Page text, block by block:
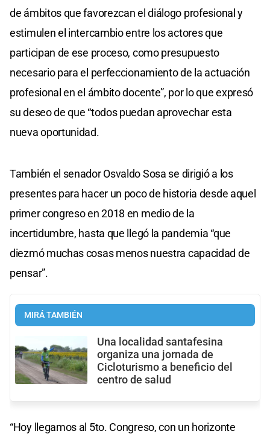
de ámbitos que favorezcan el diálogo profesional y
estimulen el intercambio entre los actores que
participan de ese proceso, como presupuesto
necesario para el perfeccionamiento de la actuación
profesional en el ámbito docente”, por lo que expresó
su deseo de que “todos puedan aprovechar esta
nueva oportunidad.
También el senador Osvaldo Sosa se dirigió a los
presentes para hacer un poco de historia desde aquel
primer congreso en 2018 en medio de la
incertidumbre, hasta que llegó la pandemia “que
diezmó muchas cosas menos nuestra capacidad de
pensar”.
MIRÁ TAMBIÉN
Una localidad santafesina
organiza una jornada de
Cicloturismo a beneficio del
centro de salud
“Hoy llegamos al 5to. Congreso, con un horizonte